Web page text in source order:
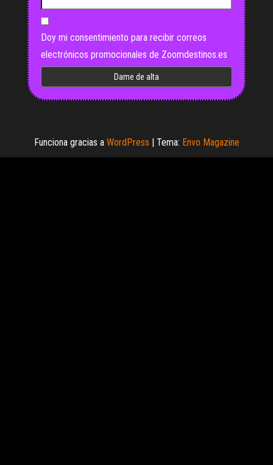
Doy mi consentimiento para recibir correos
electrónicos promocionales de Zoomdestinos.es
Funciona gracias a WordPress | Tema: Envo Magazine